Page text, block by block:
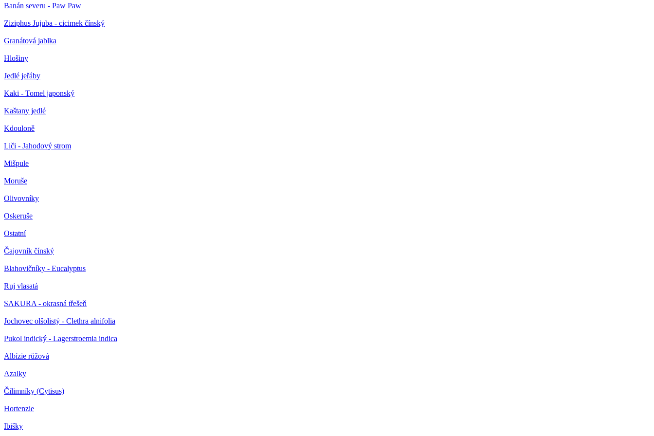
Banán severu - Paw Paw
Ziziphus Jujuba - cicimek čínský
Granátová jablka
Hlošiny
Jedlé jeřáby
Kaki - Tomel japonský
Kaštany jedlé
Kdouloně
Liči - Jahodový strom
Mišpule
Moruše
Olivovníky
Oskeruše
Ostatní
Čajovník čínský
Blahovičníky - Eucalyptus
Ruj vlasatá
SAKURA - okrasná třešeň
Jochovec olšolistý - Clethra alnifolia
Pukol indický - Lagerstroemia indica
Albízie růžová
Azalky
Čilimníky (Cytisus)
Hortenzie
Ibišky